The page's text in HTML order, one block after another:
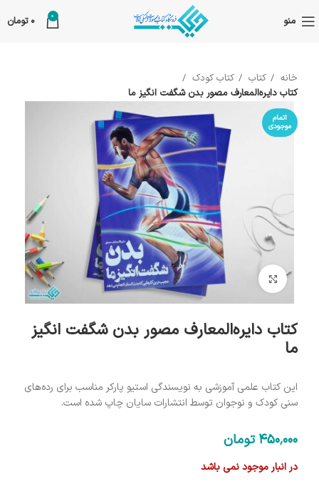
منو 0
0 تومان
خانه کتاب
کتاب کودک
کتاب دایره‌المعارف مصور بدن شگفت انگیز ما
اتمام
موجودی
بزرگنمایی تصویر
کتاب دایره‌المعارف مصور بدن شگفت انگیز
ما
این کتاب علمی آموزشی به نویسندگی استیو پارکر مناسب برای رده‌های
سنی کودک و نوجوان توسط انتشارات سایان چاپ شده است.
450٬000 تومان
در انبار موجود نمی باشد